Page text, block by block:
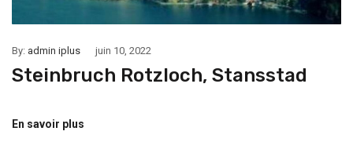
By: admin iplus juin 10, 2022
Steinbruch Rotzloch, Stansstad
En savoir plus